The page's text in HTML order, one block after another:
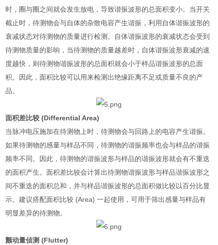
时，圈与圈之间就会发生放电，导致谐振波形的总面积变小。当开关
截止时，待测物会与自体的杂散电容产生谐振，利用自体谐振波形的
衰减状态对待测物的质量进行检测。自体谐振波形的衰减状态会受到
待测物质量的影响，当待测物的质量越差时，自体谐振波形衰减的速
度越快，则待测物谐振波形的总面积就会小于样品谐振波形的总面
积。因此，面积比较可以用来检测出绝缘距离不足或质量不良的产
品。
面积差比较 (Differential Area)
当脉冲电压施加在待测物上时，待测物会与回路上的电容产生谐振。
如果待测物的感量与样品不同，待测物的谐振频率也会与样品的谐振
频率不同。因此，待测物的谐振波形与样品的谐振波形就会有不重迭
的面积产生。面积差比较会计算出待测物谐振波形与样品谐振波形之
间不重迭的面积总和，并与样品谐振波形的总面积做比较以百分比显
示。建议搭配面积比较 (Area)一起使用，可用于筛出感量与样品有
明显差异的待测物。
颤动量侦测 (Flutter)